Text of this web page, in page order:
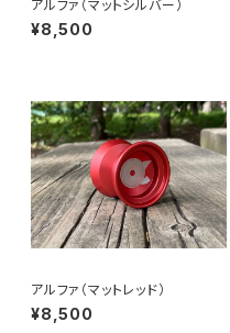
アルファ（マットシルバー）
¥8,500
アルファ（マットレッド）
¥8,500